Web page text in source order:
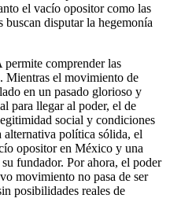
el vacío opositor como las
buscan disputar la hegemonía
comprender las
Mientras el movimiento de
en un pasado glorioso y
para llegar al poder, el de
social y condiciones
alternativa política sólida, el
opositor en México y una
fundador. Por ahora, el poder
movimiento no pasa de ser
posibilidades reales de